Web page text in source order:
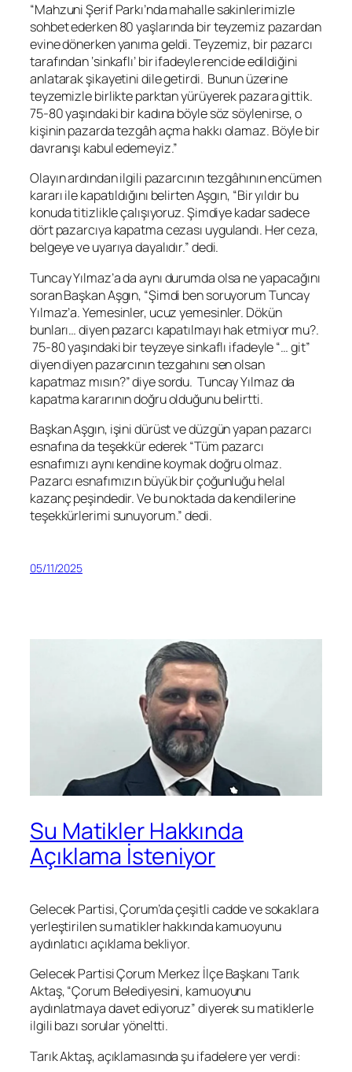
“Mahzuni Şerif Parkı’nda mahalle sakinlerimizle
sohbet ederken 80 yaşlarında bir teyzemiz pazardan
evine dönerken yanıma geldi. Teyzemiz, bir pazarcı
tarafından ‘sinkaflı’ bir ifadeyle rencide edildiğini
anlatarak şikayetini dile getirdi. Bunun üzerine
teyzemizle birlikte parktan yürüyerek pazara gittik.
75-80 yaşındaki bir kadına böyle söz söylenirse, o
kişinin pazarda tezgâh açma hakkı olamaz. Böyle bir
davranışı kabul edemeyiz.”
Olayın ardından ilgili pazarcının tezgâhının encümen
kararı ile kapatıldığını belirten Aşgın, “Bir yıldır bu
konuda titizlikle çalışıyoruz. Şimdiye kadar sadece
dört pazarcıya kapatma cezası uygulandı. Her ceza,
belgeye ve uyarıya dayalıdır.” dedi.
Tuncay Yılmaz’a da aynı durumda olsa ne yapacağını
soran Başkan Aşgın, “Şimdi ben soruyorum Tuncay
Yılmaz’a. Yemesinler, ucuz yemesinler. Dökün
bunları… diyen pazarcı kapatılmayı hak etmiyor mu?.
75-80 yaşındaki bir teyzeye sinkaflı ifadeyle “… git”
diyen diyen pazarcının tezgahını sen olsan
kapatmaz mısın?” diye sordu. Tuncay Yılmaz da
kapatma kararının doğru olduğunu belirtti.
Başkan Aşgın, işini dürüst ve düzgün yapan pazarcı
esnafına da teşekkür ederek “Tüm pazarcı
esnafımızı aynı kendine koymak doğru olmaz.
Pazarcı esnafımızın büyük bir çoğunluğu helal
kazanç peşindedir. Ve bu noktada da kendilerine
teşekkürlerimi sunuyorum.” dedi.
05/11/2025
Su Matikler Hakkında
Açıklama İsteniyor
Gelecek Partisi, Çorum’da çeşitli cadde ve sokaklara
yerleştirilen su matikler hakkında kamuoyunu
aydınlatıcı açıklama bekliyor.
Gelecek Partisi Çorum Merkez İlçe Başkanı Tarık
Aktaş, “Çorum Belediyesini, kamuoyunu
aydınlatmaya davet ediyoruz” diyerek su matiklerle
ilgili bazı sorular yöneltti.
Tarık Aktaş, açıklamasında şu ifadelere yer verdi: